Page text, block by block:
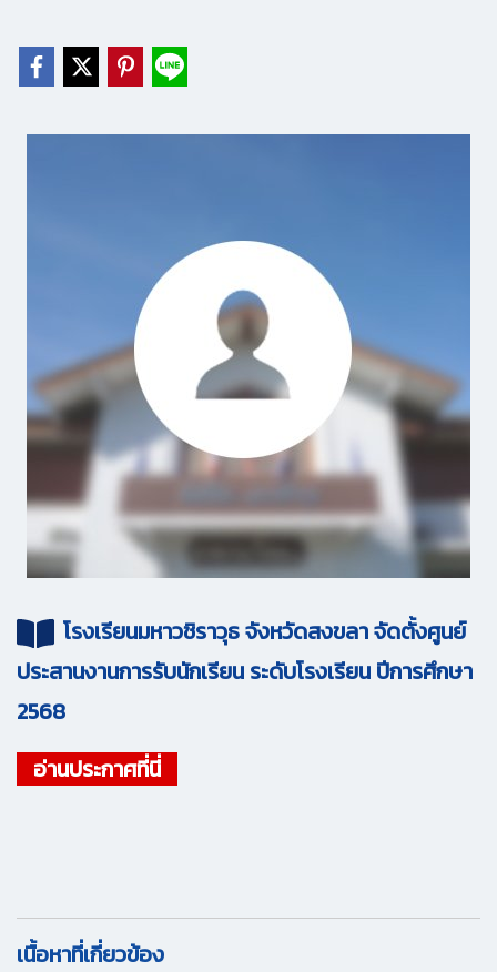
โรงเรียนมหาวชิราวุธ จังหวัดสงขลา จัดตั้งศูนย์
ประสานงานการรับนักเรียน ระดับโรงเรียน ปีการศึกษา
2568
อ่านประกาศที่นี่
เนื้อหาที่เกี่ยวข้อง